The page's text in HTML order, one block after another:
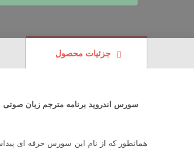
جزئیات محصول
سورس اندروید برنامه مترجم زبان